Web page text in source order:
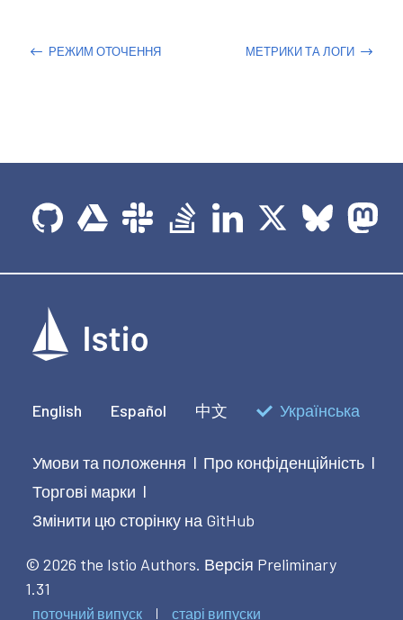
РЕЖИМ ОТОЧЕННЯ МЕТРИКИ ТА ЛОГИ
English Español 中文 Українська
Умови та положення | Про конфіденційність |
Торгові марки |
Змінити цю сторінку на GitHub
© 2026 the Istio Authors. Версія Preliminary
1.31
поточний випуск старі випуски